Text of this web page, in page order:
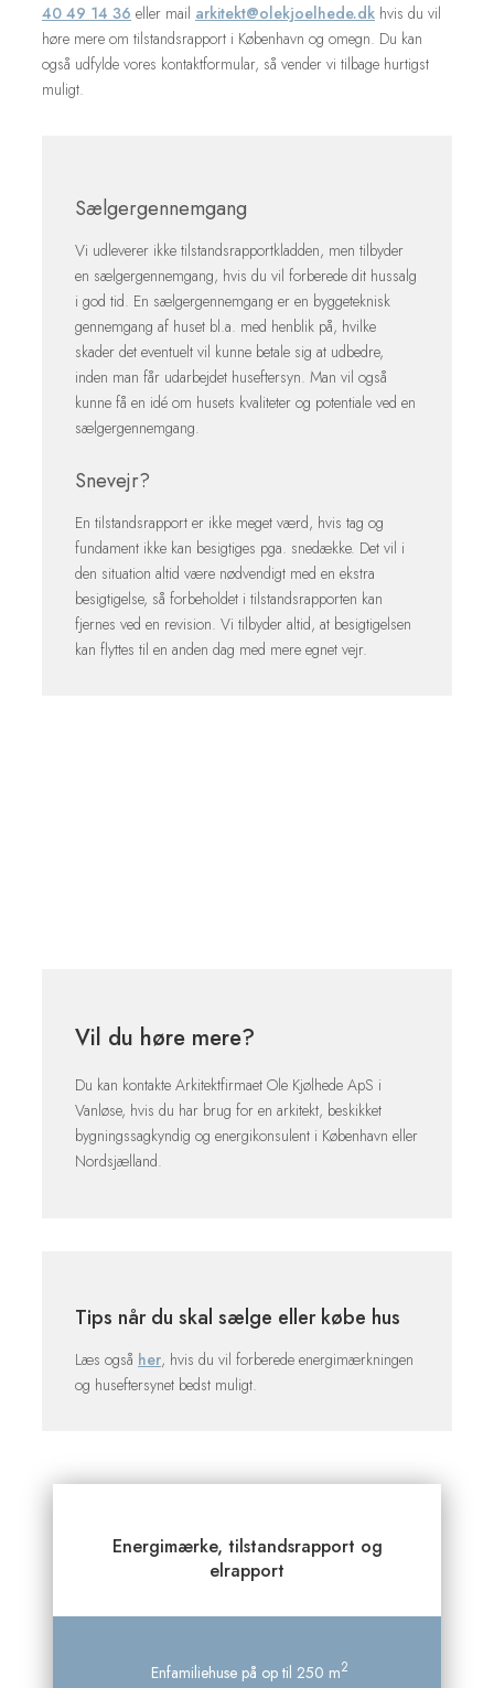
40 49 14 36 eller mail arkitekt@olekjoelhede.dk hvis du vil
høre mere om tilstandsrapport i København og omegn. Du kan
også udfylde vores kontaktformular, så vender vi tilbage hurtigst
muligt.
Sælgergennemgang
Vi udleverer ikke tilstandsrapportkladden, men tilbyder
en sælgergennemgang, hvis du vil forberede dit hussalg
i god tid. En sælgergennemgang er en byggeteknisk
gennemgang af huset bl.a. med henblik på, hvilke
skader det eventuelt vil kunne betale sig at udbedre,
inden man får udarbejdet huseftersyn. Man vil også
kunne få en idé om husets kvaliteter og potentiale ved en
sælgergennemgang.​
Snevejr?
En tilstandsrapport er ikke meget værd, hvis tag og
fundament ikke kan besigtiges pga. snedække. Det vil i
den situation altid være nødvendigt med en ekstra
besigtigelse, så forbeholdet i tilstandsrapporten kan
fjernes ved en revision. Vi tilbyder altid, at besigtigelsen
kan flyttes til en anden dag med mere egnet vejr.
Vil du høre mere?
Du kan kontakte Arkitektfirmaet Ole Kjølhede ApS i
Vanløse, hvis du har brug for en arkitekt, beskikket
bygningssagkyndig og energikonsulent i København eller
Nordsjælland.
Tips når du skal sælge eller købe hus
Læs også her, hvis du vil forberede energimærkningen
og huseftersynet bedst muligt.
Energimærke, tilstandsrapport og
elrapport
Enfamiliehuse på op til 250 m2